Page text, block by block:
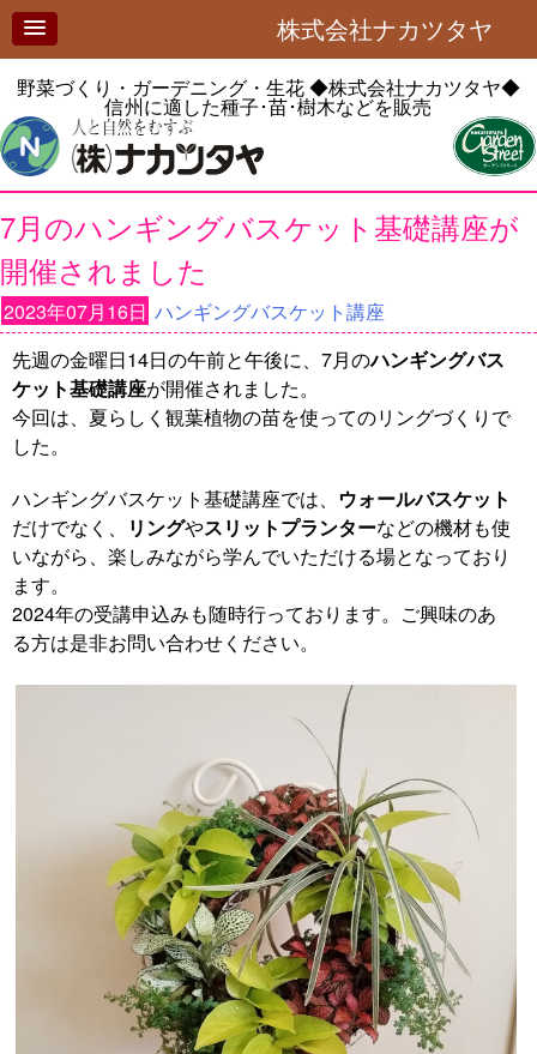
株式会社ナカツタヤ
野菜づくり・ガーデニング・生花◆株式会社ナカツタヤ◆
信州に適した種子･苗･樹木などを販売
7月のハンギングバスケット基礎講座が
開催されました
2023年07月16日 ハンギングバスケット講座
先週の金曜日14日の午前と午後に、7月のハンギングバス
ケット基礎講座が開催されました。
今回は、夏らしく観葉植物の苗を使ってのリングづくりで
した。
ハンギングバスケット基礎講座では、 ウォールバスケット
だけでなく、
リングやスリットプランターなどの機材も使
いながら、楽しみながら学んでいただける場となっており
ます。
2024年の受講申込みも随時行っております。ご興味のあ
る方は是非お問い合わせください。